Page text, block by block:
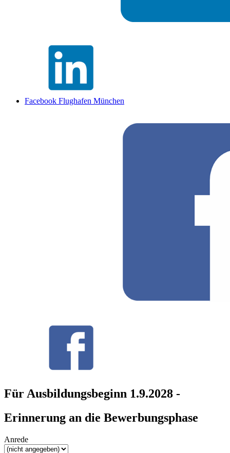
Facebook Flughafen München
Für Ausbildungsbeginn 1.9.2028 -
Erinnerung an die Bewerbungsphase
Anrede